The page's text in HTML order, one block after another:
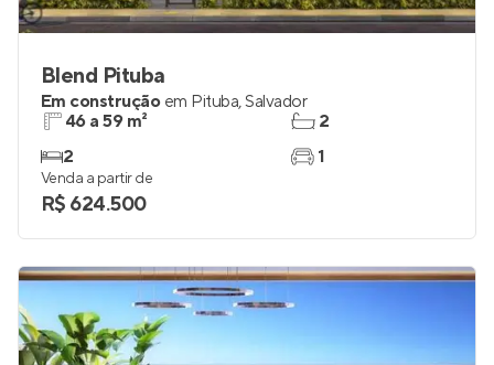
Blend Pituba
Em construção em Pituba,Salvador
46 a 59 m²
2
2
1
Venda a partir de
R$ 624.500